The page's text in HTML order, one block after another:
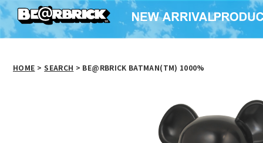
HOME > SEARCH > BE@RBRICK BATMAN(TM) 1000%